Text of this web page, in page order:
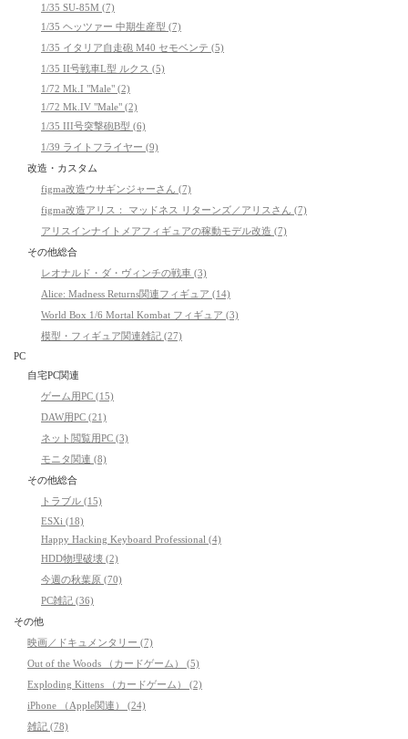
1/35 SU-85M (7)
1/35 ヘッツァー 中期生産型 (7)
1/35 イタリア自走砲 M40 セモベンテ (5)
1/35 II号戦車L型 ルクス (5)
1/72 Mk.I "Male" (2)
1/72 Mk.IV "Male" (2)
1/35 III号突撃砲B型 (6)
1/39 ライトフライヤー (9)
改造・カスタム
figma改造ウサギンジャーさん (7)
figma改造アリス： マッドネス リターンズ／アリスさん (7)
アリスインナイトメアフィギュアの稼動モデル改造 (7)
その他総合
レオナルド・ダ・ヴィンチの戦車 (3)
Alice: Madness Returns関連フィギュア (14)
World Box 1/6 Mortal Kombat フィギュア (3)
模型・フィギュア関連雑記 (27)
PC
自宅PC関連
ゲーム用PC (15)
DAW用PC (21)
ネット閲覧用PC (3)
モニタ関連 (8)
その他総合
トラブル (15)
ESXi (18)
Happy Hacking Keyboard Professional (4)
HDD物理破壊 (2)
今週の秋葉原 (70)
PC雑記 (36)
その他
映画／ドキュメンタリー (7)
Out of the Woods （カードゲーム） (5)
Exploding Kittens （カードゲーム） (2)
iPhone （Apple関連） (24)
雑記 (78)